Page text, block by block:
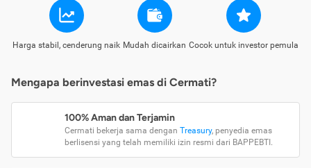
Harga stabil, cenderung naik Mudah dicairkan Cocok untuk investor pemula
Mengapa berinvestasi emas di Cermati?
100% Aman dan Terjamin
Cermati bekerja sama dengan Treasury, penyedia emas
berlisensi yang telah memiliki izin resmi dari BAPPEBTI.